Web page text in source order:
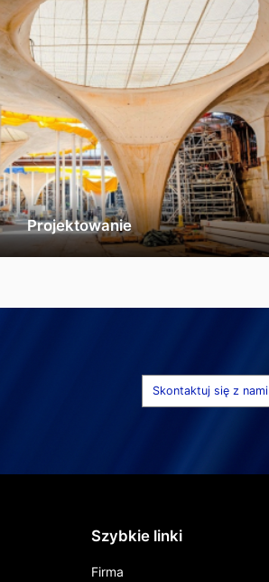
Projektowanie
Skontaktuj się z nami
Szybkie linki
Firma